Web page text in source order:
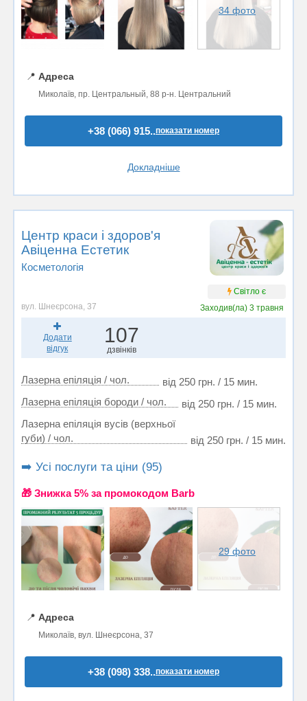
34 фото
📍 Адреса
Миколаїв, пр. Центральный, 88 р-н. Центральний
+38 (066) 915..показати номер
Докладніше
Центр краси і здоров'я
Авіценна Естетик
Косметологія
Світло є
вул. Шнеєрсона, 37
Заходив(ла) 3 травня
Додати
відгук
107
дзвінків
Лазерна епіляція / чол.
від 250 грн. / 15 мин.
Лазерна епіляція бороди / чол.
від 250 грн. / 15 мин.
Лазерна епіляція вусів (верхньої
губи) / чол.
від 250 грн. / 15 мин.
➡️ Усі послуги та ціни (95)
🎁 Знижка 5% за промокодом Barb
29 фото
📍 Адреса
Миколаїв, вул. Шнеєрсона, 37
+38 (098) 338..показати номер